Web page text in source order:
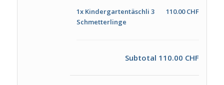
1x Kindergartentäschli 3
Schmetterlinge
110.00 CHF
Subtotal 110.00 CHF